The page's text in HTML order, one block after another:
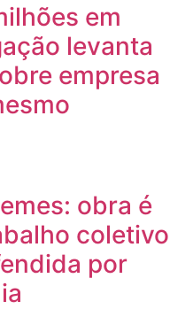
em
levanta
empresa
obra é
coletivo
por